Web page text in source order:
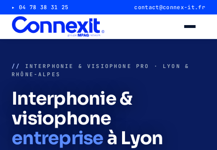
▸ 04 78 38 31 25 contact@connex-it.fr
Alarme entrepôt & industrie
Télésurveillance 24/7
//
INTERPHONIE & VISIOPHONE PRO · LYON &
RHÔNE-ALPES
Interphonie &
visiophone
entrepriseà Lyon